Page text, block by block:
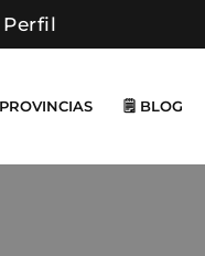
Perfil
🗒️ BLOG